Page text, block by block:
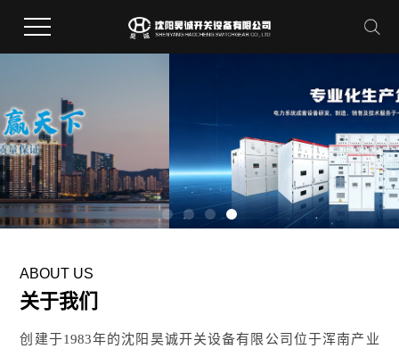
ABOUT US
关于我们
创建于1983年的沈阳昊诚开关设备有限公司位于浑南产业